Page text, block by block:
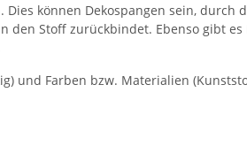
können Dekospangen sein, durch
den Stoff zurückbindet. Ebenso gibt es
und Farben bzw. Materialien